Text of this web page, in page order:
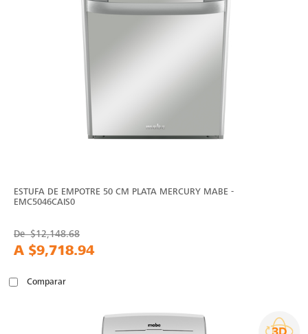
ESTUFA DE EMPOTRE 50 CM PLATA MERCURY MABE -
EMC5046CAIS0
De$12,148.68
A $9,718.94
Comparar